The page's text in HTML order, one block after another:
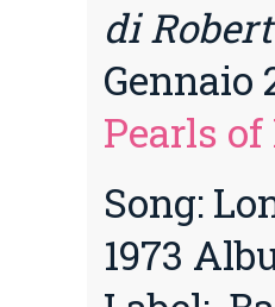
di
Gennaio
Pearls
Song:
1973